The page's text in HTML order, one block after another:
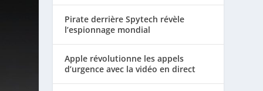
Pirate derrière Spytech révèle
l’espionnage mondial
Apple révolutionne les appels
d’urgence avec la vidéo en direct